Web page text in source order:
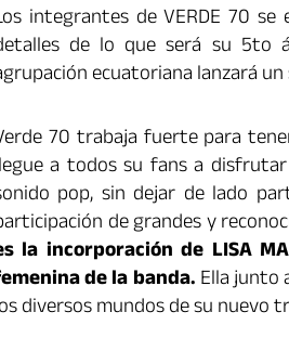
integrantes de VERDE 70
de lo que será su 5to
ecuatoriana lanzará
70 trabaja fuerte para
a todos su fans a
pop, sin dejar de lado
de grandes y
la incorporación de LISA
de la banda.Ella junto
diversos mundos de su nuevo